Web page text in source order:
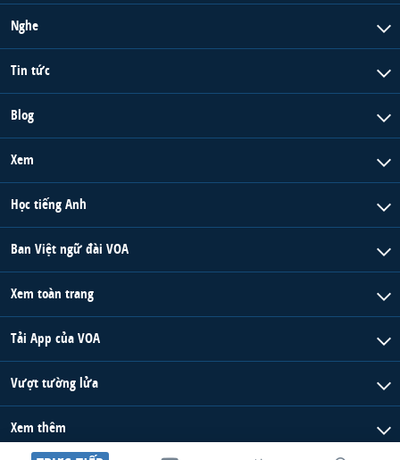
Nghe
Tin tức
Blog
Xem
Học tiếng Anh
Ban Việt ngữ đài VOA
Xem toàn trang
Tải App của VOA
Vượt tường lửa
Xem thêm